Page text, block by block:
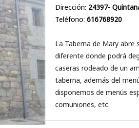
Dirección: 24397-
Teléfono: 616768920
La Taberna de Mary abre
diferente donde podrá
caseras rodeado de un
taberna, además del
disponemos de menús
comuniones, etc.